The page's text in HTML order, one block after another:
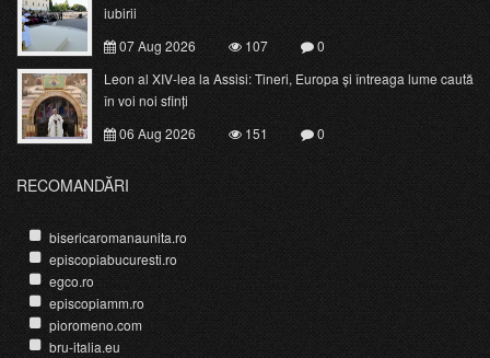
iubirii
07 Aug 2026
107
0
Leon al XIV-lea la Assisi: Tineri, Europa și întreaga lume caută
în voi noi sfinți
06 Aug 2026
151 0
RECOMANDĂRI
bisericaromanaunita.ro
episcopiabucuresti.ro
egco.ro
episcopiamm.ro
pioromeno.com
bru-italia.eu